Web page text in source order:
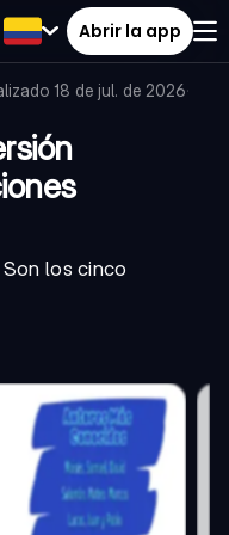
Abrir la app
18 de jul. de 2026·
los cinco